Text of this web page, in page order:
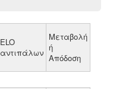
ELO
αντιπάλων
Μεταβολή
ή
Απόδοση